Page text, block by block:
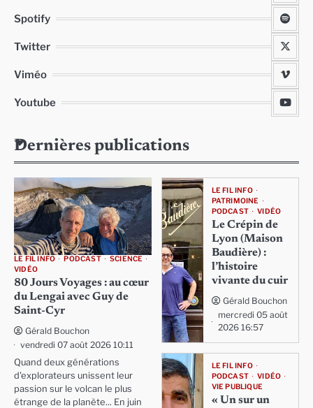
Spotify
Twitter
Viméo
Youtube
Dernières publications
LE FIL INFO PODCAST
SCIENCE
VIDÉO
80 Jours Voyages : au cœur
du Lengai avec Guy de
Saint-Cyr
Gérald Bouchon
vendredi 07 août 2026 10:11
Quand deux générations
d'explorateurs unissent leur
passion sur le volcan le plus
étrange de la planète... En juin
LE FIL INFO
PATRIMOINE
PODCAST
VIDÉO
Le Crépin de
Lyon (Maison
Baudière) :
l’histoire
vivante du cuir
Gérald Bouchon
mercredi 05 août
2026 16:57
LE FIL INFO
PODCAST
VIDÉO
VIE PUBLIQUE
« Un sur un